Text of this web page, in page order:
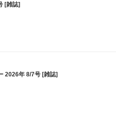
[雑誌]
2026年 8/7号 [雑誌]